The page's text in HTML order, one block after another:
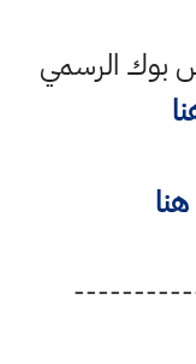
بوك الرسمي